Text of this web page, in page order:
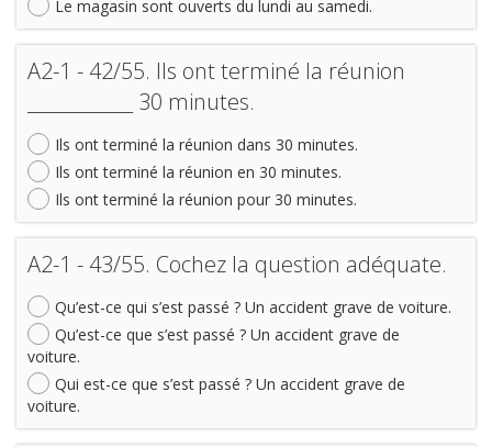
Le magasin sont ouverts du lundi au samedi.
A2-1 - 42/55. Ils ont terminé la réunion
____________ 30 minutes.
Ils ont terminé la réunion dans 30 minutes.
Ils ont terminé la réunion en 30 minutes.
Ils ont terminé la réunion pour 30 minutes.
A2-1 - 43/55. Cochez la question adéquate.
Qu’est-ce qui s’est passé ? Un accident grave de voiture.
Qu’est-ce que s’est passé ? Un accident grave de
voiture.
Qui est-ce que s’est passé ? Un accident grave de
voiture.